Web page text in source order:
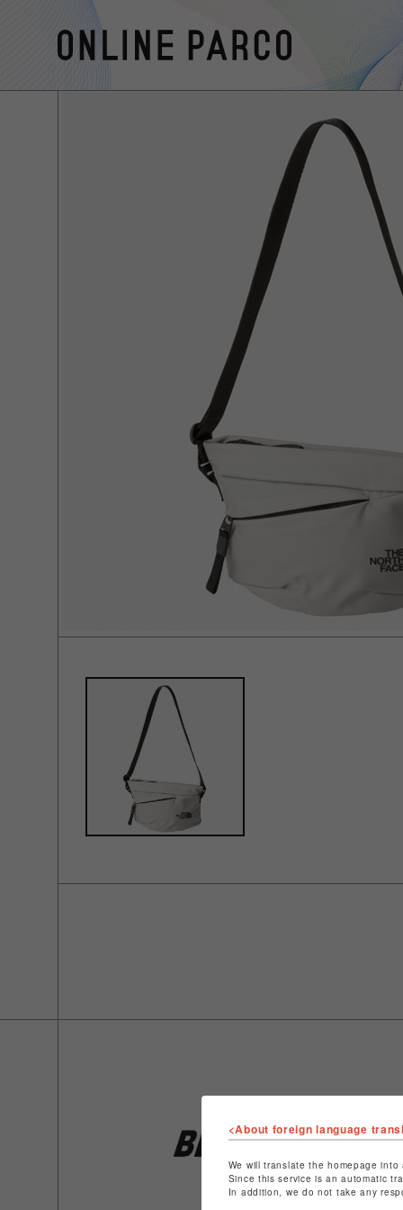
<About foreign language
We will translate the homepage
Since this service is an automatic
In addition, we do not take any